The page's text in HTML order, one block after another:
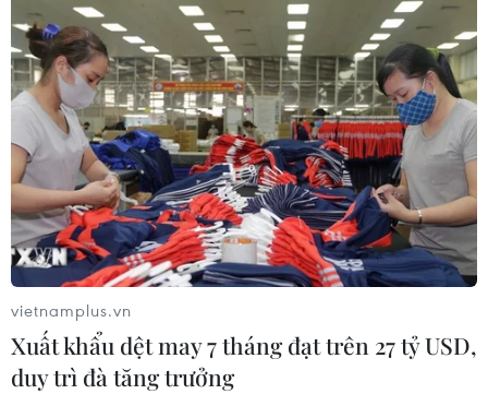
vietnamplus.vn
Xuất khẩu dệt may 7 tháng đạt trên 27 tỷ USD,
duy trì đà tăng trưởng